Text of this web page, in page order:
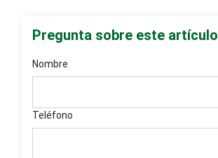
Pregunta sobre este artículo
Nombre
Teléfono